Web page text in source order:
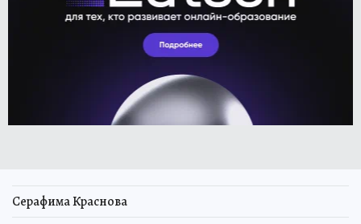
Серафима Краснова